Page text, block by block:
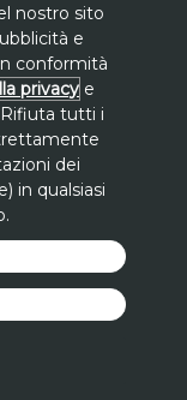
più basso
se
valida
avon.it.
fronte di una
a carrello
carrello a
nostro sito
e
conformità
privacy e
tutti i
dei
in qualsiasi